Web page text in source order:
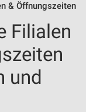
& Öffnungszeiten
Filialen
und